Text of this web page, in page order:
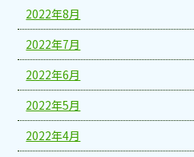
2022年8月
2022年7月
2022年6月
2022年5月
2022年4月